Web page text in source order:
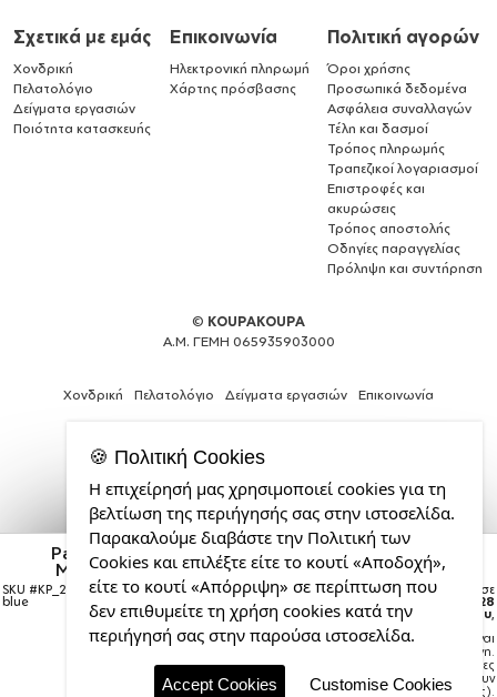
Pacman waka waka waka, Twill Καπέλο παιδικό
ΜΠΛΕ (100% ΒΑΜΒΑΚΕΡΟ, ΠΑΙΔΙΚΟ, UNISEX)
SKU #KP_276_cap-kid-original-royal-
blue
Η παραγγελία σας θα παραδοθεί σε
courier έως την Παρασκευή 28
Αυγούστου,
Σημείωση:Η παράδοση στο courier είναι
εκτιμώμενη.
1–3 εργάσιμες
ημέρες (ενδέχεται να υπάρξουν
καθυστερήσεις).
Σχετικά με εμάς
Χονδρική
Πελατολόγιο
Δείγματα εργασιών
Ποιότητα κατασκευής
Επικοινωνία
Ηλεκτρονική πληρωμή
Χάρτης πρόσβασης
Πολιτική αγορών
Όροι χρήσης
Προσωπικά δεδομένα
Ασφάλεια συναλλαγών
Τέλη και δασμοί
Τρόπος πληρωμής
Τραπεζικοί λογαριασμοί
Επιστροφές και
ακυρώσεις
Τρόπος αποστολής
Οδηγίες παραγγελίας
Πρόληψη και συντήρηση
© KOUPAKOUPA
Α.Μ. ΓΕΜΗ 065935903000
Χονδρική Πελατολόγιο Δείγματα εργασιών Επικοινωνία
Κατασκευή
ιστοσελίδων
και
Web
Design
από
την
CDL.gr
🍪 Πολιτική Cookies
Η επιχείρησή μας χρησιμοποιεί cookies για τη
βελτίωση της περιήγησής σας στην ιστοσελίδα.
Παρακαλούμε διαβάστε την Πολιτική των
Cookies και επιλέξτε είτε το κουτί «Αποδοχή»,
είτε το κουτί «Απόρριψη» σε περίπτωση που
δεν επιθυμείτε τη χρήση cookies κατά την
περιήγησή σας στην παρούσα ιστοσελίδα.
Accept Cookies Customise Cookies